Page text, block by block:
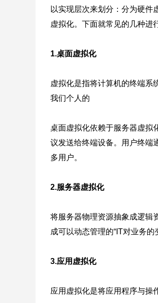
以实现层次来划分：分为硬
虚拟化。下面就常见的几种进
1.桌面虚拟化
虚拟化是指将计算机的终端系
我们个人的
桌面虚拟化依赖于服务器虚拟
议发送给终端设备。用户终端
多用户。
2.服务器虚拟化
将服务器物理资源抽象成逻辑
成可以动态管理的“IT对业务
3.应用虚拟化
应用虚拟化是将应用程序与操